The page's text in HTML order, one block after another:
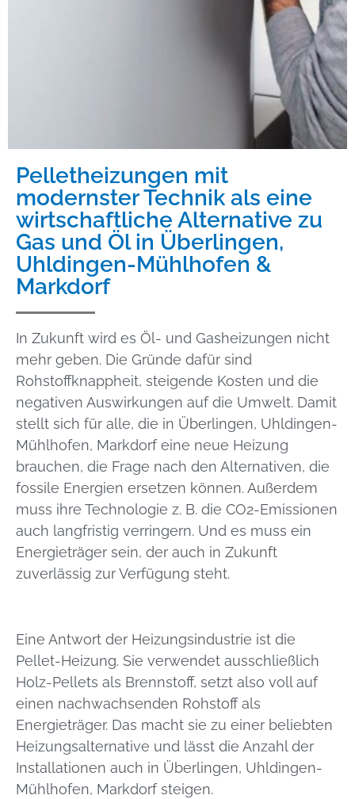
Pelletheizungen mit
modernster Technik als eine
wirtschaftliche Alternative zu
Gas und Öl in Überlingen,
Uhldingen-Mühlhofen &
Markdorf
In Zukunft wird es Öl- und Gasheizungen nicht
mehr geben. Die Gründe dafür sind
Rohstoffknappheit, steigende Kosten und die
negativen Auswirkungen auf die Umwelt. Damit
stellt sich für alle, die in Überlingen, Uhldingen-
Mühlhofen, Markdorf eine neue Heizung
brauchen, die Frage nach den Alternativen, die
fossile Energien ersetzen können. Außerdem
muss ihre Technologie z. B. die CO2-Emissionen
auch langfristig verringern. Und es muss ein
Energieträger sein, der auch in Zukunft
zuverlässig zur Verfügung steht.
Eine Antwort der Heizungsindustrie ist die
Pellet-Heizung. Sie verwendet ausschließlich
Holz-Pellets als Brennstoff, setzt also voll auf
einen nachwachsenden Rohstoff als
Energieträger. Das macht sie zu einer beliebten
Heizungsalternative und lässt die Anzahl der
Installationen auch in Überlingen, Uhldingen-
Mühlhofen, Markdorf steigen.